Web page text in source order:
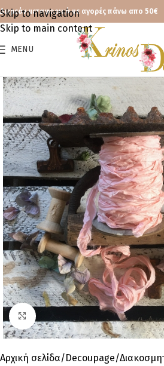
Skip to navigation
Skip to main content
Δωρεάν μεταφορικά με αγορές πάνω απο 50€
MENU
Click to enlarge
Αρχική σελίδα Decoupage